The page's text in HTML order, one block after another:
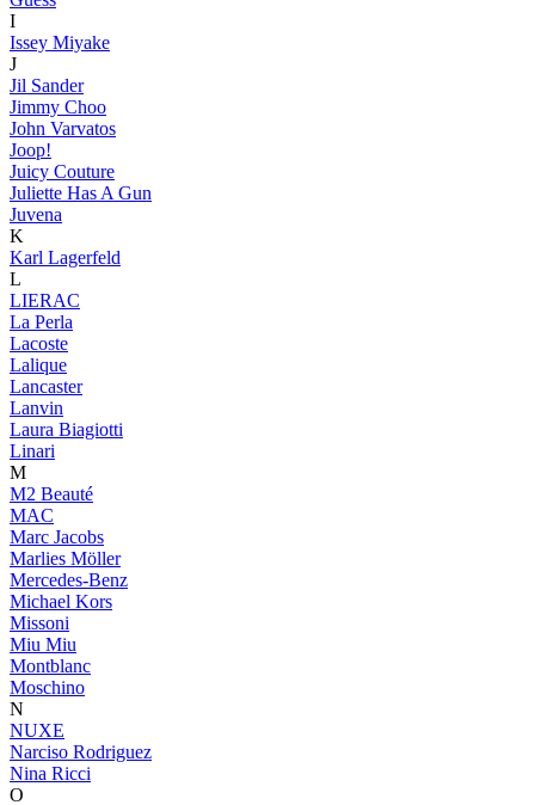
I
Issey Miyake
J
Jil Sander
Jimmy Choo
John Varvatos
Joop!
Juicy Couture
Juliette Has A Gun
Juvena
K
Karl Lagerfeld
L
LIERAC
La Perla
Lacoste
Lalique
Lancaster
Lanvin
Laura Biagiotti
Linari
M
M2 Beauté
MAC
Marc Jacobs
Marlies Möller
Mercedes-Benz
Michael Kors
Missoni
Miu Miu
Montblanc
Moschino
N
NUXE
Narciso Rodriguez
Nina Ricci
O